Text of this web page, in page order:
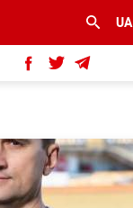
UA